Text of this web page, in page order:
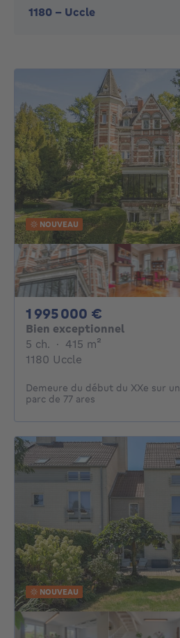
1180 - Uccle
NOUVEAU
1 995 000 €
Bien exceptionnel
5 ch. 5 chambres
· 415 m²
1180 Uccle
Demeure du début du XXe sur un
parc de 77 ares
NOUVEAU